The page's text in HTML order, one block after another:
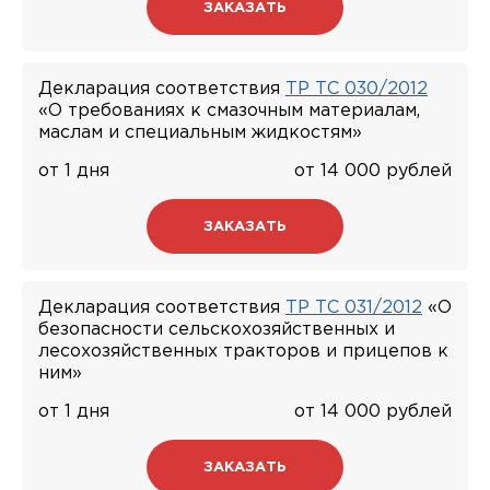
ЗАКАЗАТЬ
Декларация соответствия
ТР ТС 030/2012
«О требованиях к смазочным материалам,
маслам и специальным жидкостям»
от 1 дня от 14 000 рублей
ЗАКАЗАТЬ
Декларация соответствия ТР ТС 031/2012 «О
безопасности сельскохозяйственных и
лесохозяйственных тракторов и прицепов к
ним»
от 1 дня от 14 000 рублей
ЗАКАЗАТЬ